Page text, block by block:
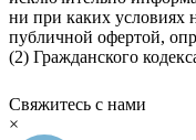
ни при каких условиях
публичной офертой,
(2) Гражданского
Свяжитесь с нами
×